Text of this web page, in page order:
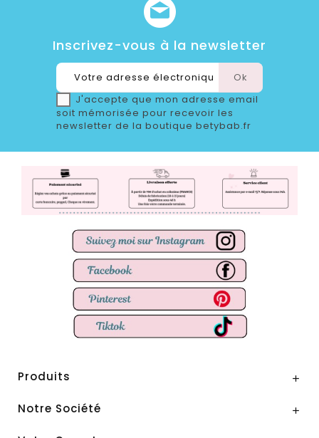
Inscrivez-vous à la newsletter
J'accepte que mon adresse email
soit mémorisée pour recevoir les
newsletter de la boutique betybab.fr
Produits 
Notre Société 